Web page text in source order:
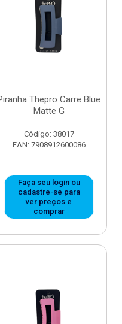
Thepro Carre Blue
Matte G
Código: 38017
EAN: 7908912600086
Faça seu login ou
cadastre-se para
ver preços e
comprar